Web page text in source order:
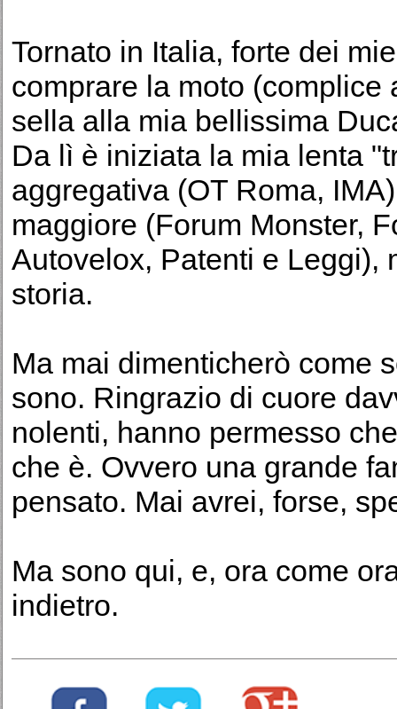
Tornato in Italia, forte dei
comprare la moto
sella alla mia bellissima
Da lì è iniziata la mia lenta
aggregativa (OT Roma,
maggiore (Forum Monster,
Autovelox, Patenti e Leggi),
storia.
Ma mai dimenticherò come
sono. Ringrazio di cuore
nolenti, hanno permesso
che è. Ovvero una grande
pensato. Mai avrei, forse,
Ma sono qui, e, ora come
indietro.